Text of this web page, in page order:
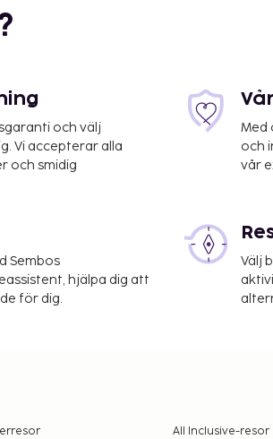
och välj
Vi accepterar alla
och smidig
Med
och
vår
Sembos
hjälpa dig att
för dig.
Välj
All Inclusive-resor